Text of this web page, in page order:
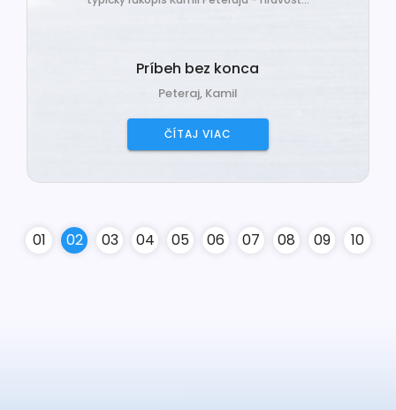
Príbeh bez konca
Peteraj, Kamil
ČÍTAJ VIAC
01 02 03 04 05 06 07 08 09 10